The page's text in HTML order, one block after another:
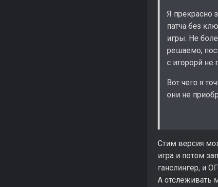
Я прекрасно
патча без
игры. Не
решаемо,
с игорорй не
Вот чего я
они не
Стим версия
игра и потом
ганслингер, и
А отслеживать